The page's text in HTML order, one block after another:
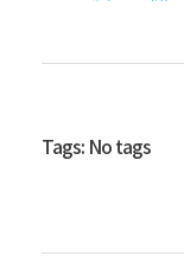
9
年
度
Tags: No tags